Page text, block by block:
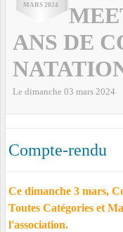
MARS 2024
ANS DE
Le dimanche 03 mars 2024
Compte-rendu
Ce dimanche 3 mars,
Toutes Catégories et
l'association.